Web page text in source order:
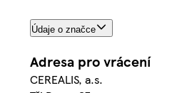
Údaje o značce
Adresa pro vrácení
CEREALIS, a.s.